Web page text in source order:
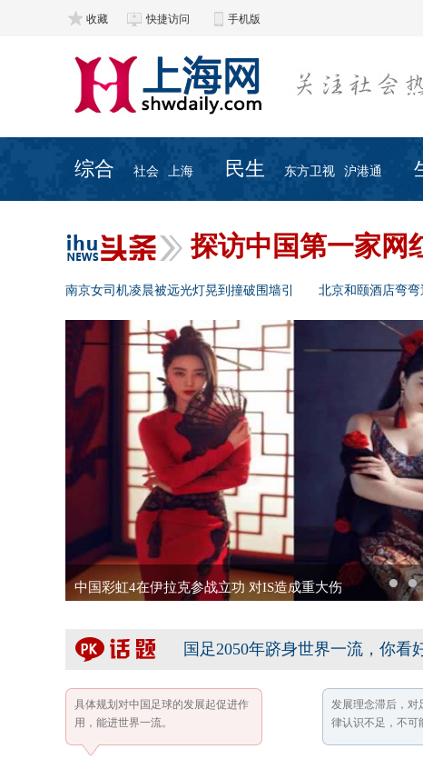
收藏 快捷访问 手机版
综合 社会 上海 民生 东方卫视 沪港通
探访中国第一家网
南京女司机凌晨被远光灯晃到撞破围墙引 北京和颐酒店弯
中国彩虹4在伊拉克参战立功 对IS造成重大伤
1 2
国足2050年跻身世界一流，你看
具体规划对中国足球的发展起促进作
用，能进世界一流。
发展理念滞后，对
律认识不足，不可